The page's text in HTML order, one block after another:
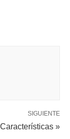
SIGUIENTE
»